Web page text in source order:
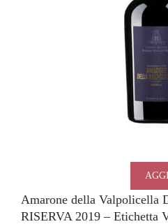
Amarone della Valpolicella
RISERVA 2019 – Etichetta